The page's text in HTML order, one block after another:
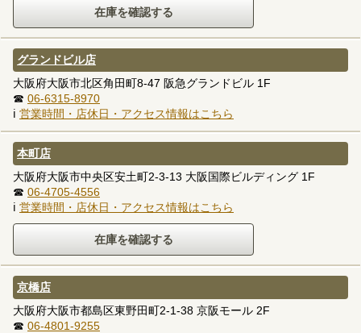
グランドビル店
大阪府大阪市北区角田町8-47 阪急グランドビル 1F
☎ 06-6315-8970
ℹ 営業時間・店休日・アクセス情報はこちら
本町店
大阪府大阪市中央区安土町2-3-13 大阪国際ビルディング 1F
☎ 06-4705-4556
ℹ 営業時間・店休日・アクセス情報はこちら
京橋店
大阪府大阪市都島区東野田町2-1-38 京阪モール 2F
☎ 06-4801-9255